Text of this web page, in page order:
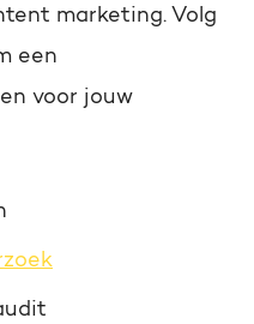
marketing. Volg
een
voor jouw